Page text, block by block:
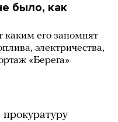
было, как
его запомнят
электричества,
«Берега»
прокуратуру